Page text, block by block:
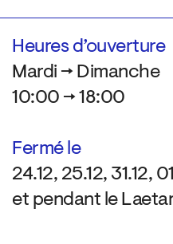
Heures d’ouverture
Mardi → Dimanche
10:00 → 18:00
Fermé le
24.12, 25.12, 31.12,
et pendant le